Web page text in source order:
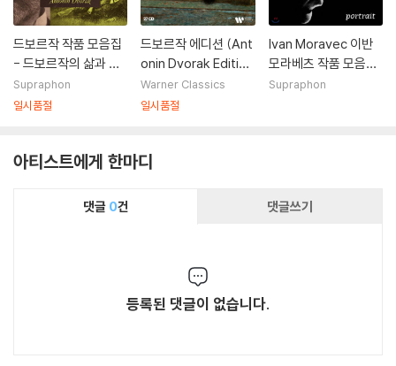
드보르작 작품 모음집
- 드보르작의 삶과 사
랑 (The Many loves
of Antonin Dvorak)
Supraphon
일시품절
드보르작 에디션 (Ant
onin Dvorak Editio
n: The Slavonic So
ul)
Warner Classics
일시품절
Ivan Moravec 이반
모라베츠 작품 모음집
(Portrait)
Supraphon
아티스트에게 한마디
댓글 0건 댓글쓰기
등록된 댓글이 없습니다.